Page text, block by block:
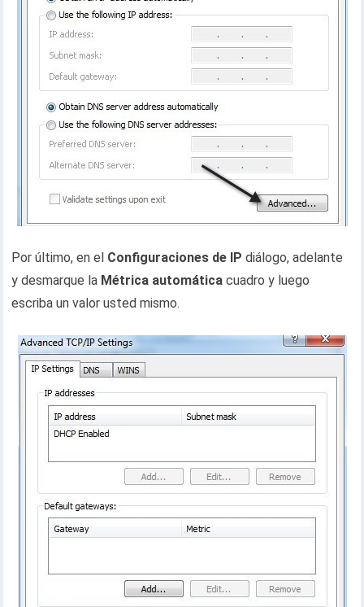
Por último, en el Configuraciones de IPdiálogo, adelante
y desmarque la Métrica automática cuadro y luego
escriba un valor usted mismo.